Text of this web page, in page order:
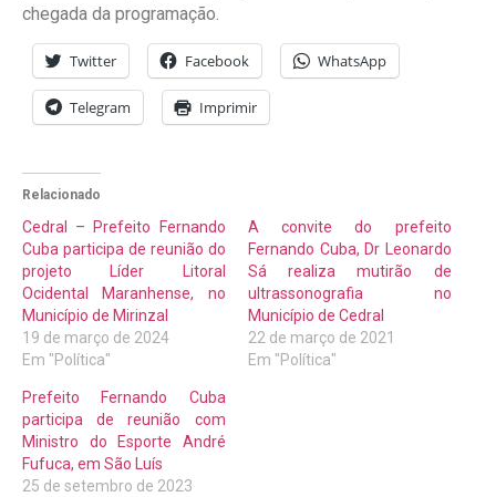
chegada da programação.
Twitter Facebook WhatsApp
Telegram Imprimir
Relacionado
Cedral – Prefeito Fernando
Cuba participa de reunião do
projeto Líder Litoral
Ocidental Maranhense, no
Município de Mirinzal
19 de março de 2024
Em "Política"
A convite do prefeito
Fernando Cuba, Dr Leonardo
Sá realiza mutirão de
ultrassonografia no
Município de Cedral
22 de março de 2021
Em "Política"
Prefeito Fernando Cuba
participa de reunião com
Ministro do Esporte André
Fufuca, em São Luís
25 de setembro de 2023